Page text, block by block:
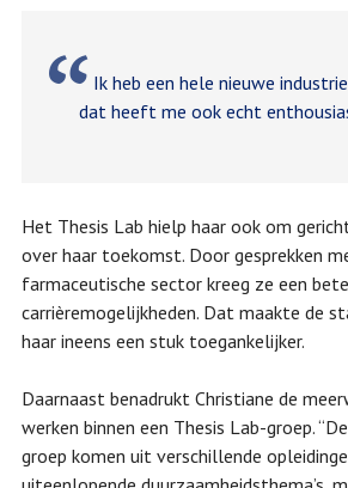
Ik heb een hele nieuwe industrie
dat heeft me ook echt
Het Thesis Lab hielp haar ook om
over haar toekomst. Door gesprekken
farmaceutische sector kreeg ze een
carrièremogelijkheden. Dat maakte de
haar ineens een stuk toegankelijker.
Daarnaast benadrukt Christiane de
werken binnen een Thesis Lab-groep.
groep komen uit verschillende